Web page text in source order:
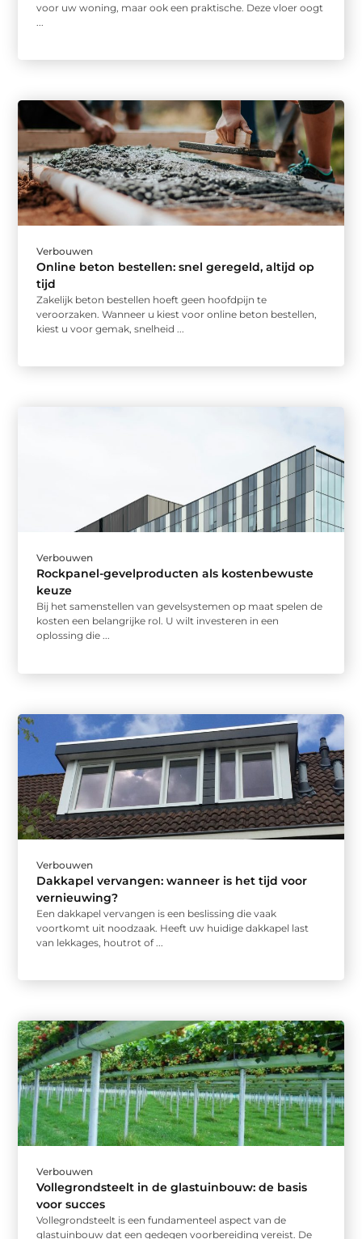
voor uw woning, maar ook een praktische. Deze vloer oogt
Verbouwen
Online beton bestellen: snel geregeld, altijd op
tijd
Zakelijk beton bestellen hoeft geen hoofdpijn te
veroorzaken. Wanneer u kiest voor online beton bestellen,
kiest u voor gemak, snelheid ...
Verbouwen
Rockpanel-gevelproducten als kostenbewuste
keuze
Bij het samenstellen van gevelsystemen op maat spelen de
kosten een belangrijke rol. U wilt investeren in een
oplossing die ...
Verbouwen
Dakkapel vervangen: wanneer is het tijd voor
vernieuwing?
Een dakkapel vervangen is een beslissing die vaak
voortkomt uit noodzaak. Heeft uw huidige dakkapel last
van lekkages, houtrot of ...
Verbouwen
Vollegrondsteelt in de glastuinbouw: de basis
voor succes
Vollegrondsteelt is een fundamenteel aspect van de
glastuinbouw dat een gedegen voorbereiding vereist. De